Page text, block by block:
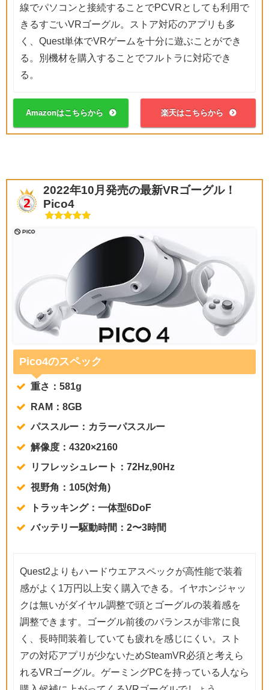
線でパソコンと接続することでPCVRとしても利用で
きるすごいVRゴーグル。ストア対応のアプリも多
く、Quest単体でVRゲームを十分に遊ぶことができ
る。別機材を購入することでフルトラに対応でき
る。
Amazonはこちらから 楽天はこちらから
2022年10月発売の最新VRゴーグル！
Pico4
Pico4のスペック
重さ：581g
RAM：8GB
パススルー：カラーパススルー
解像度：4320×2160
リフレッシュレート：72Hz,90Hz
視野角：105(対角)
トラッキング：一体型6DoF
バッテリー駆動時間：2〜3時間
Quest2よりもハードウエアスペックが高性能で装着
感がよく1万円以上安く購入できる。イヤホンジャッ
クは無いがダイヤル調整で頭とゴーグルの装着感を
調整できます。ゴーグル前後のバランスが非常に良
く、長時間装着していても疲れを感じにくい。スト
アの対応アプリが少ないためSteamVR必須と考えら
れるVRゴーグル。ゲーミングPCを持っている人なら